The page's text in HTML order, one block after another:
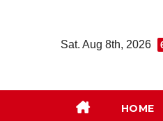
Sat. Aug 8th, 2026
HOME